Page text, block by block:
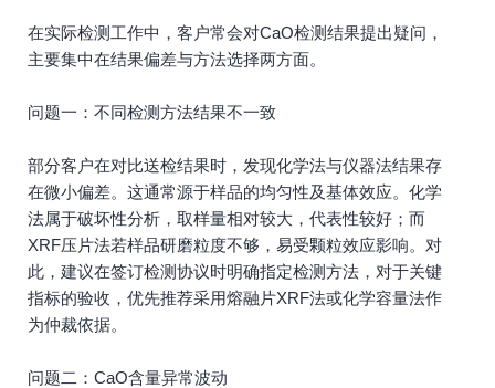
在实际检测工作中，客户常会对CaO检测结果提出疑问，
主要集中在结果偏差与方法选择两方面。
问题一：不同检测方法结果不一致
部分客户在对比送检结果时，发现化学法与仪器法结果存
在微小偏差。这通常源于样品的均匀性及基体效应。化学
法属于破坏性分析，取样量相对较大，代表性较好；而
XRF压片法若样品研磨粒度不够，易受颗粒效应影响。对
此，建议在签订检测协议时明确指定检测方法，对于关键
指标的验收，优先推荐采用熔融片XRF法或化学容量法作
为仲裁依据。
问题二：CaO含量异常波动